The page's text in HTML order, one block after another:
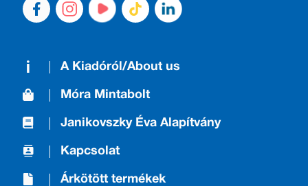
A Kiadóról/About us
Móra Mintabolt
Janikovszky Éva Alapítvány
Kapcsolat
Árkötött termékek